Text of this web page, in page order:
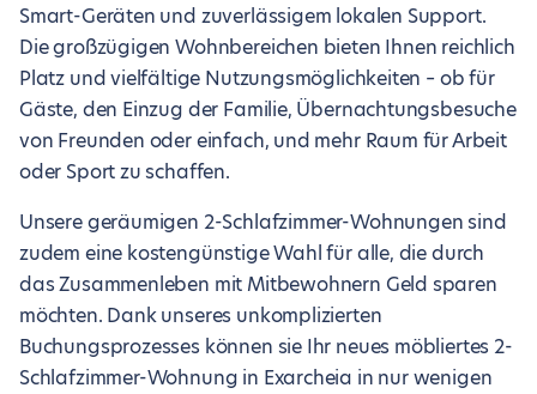
Smart-Geräten und zuverlässigem lokalen Support.
Die großzügigen Wohnbereichen bieten Ihnen reichlich
Platz und vielfältige Nutzungsmöglichkeiten – ob für
Gäste, den Einzug der Familie, Übernachtungsbesuche
von Freunden oder einfach, und mehr Raum für Arbeit
oder Sport zu schaffen.
Unsere geräumigen 2-Schlafzimmer-Wohnungen sind
zudem eine kostengünstige Wahl für alle, die durch
das Zusammenleben mit Mitbewohnern Geld sparen
möchten. Dank unseres unkomplizierten
Buchungsprozesses können sie Ihr neues möbliertes 2-
Schlafzimmer-Wohnung in Exarcheia in nur wenigen